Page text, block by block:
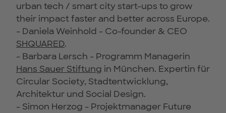
urban tech / smart city start-ups to grow
their impact faster and better across Europe.
- Daniela Weinhold - Co-founder & CEO
SHQUARED.
- Barbara Lersch - Programm Managerin
Hans Sauer Stiftung in München. Expertin für
Circular Society, Stadtentwicklung,
Architektur und Social Design.
- Simon Herzog - Projektmanager Future